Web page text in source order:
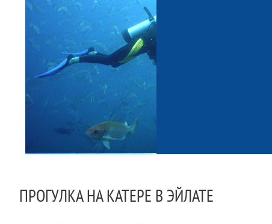
ПРОГУЛКА НА КАТЕРЕ В ЭЙЛАТЕ